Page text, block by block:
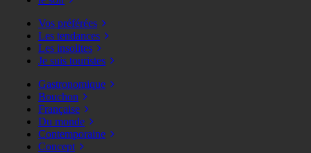
Vos préférées
Les tendances
Les insolites
Je suis touristes
Gastronomique
Bouchon
Française
Du monde
Contemporaine
Concept